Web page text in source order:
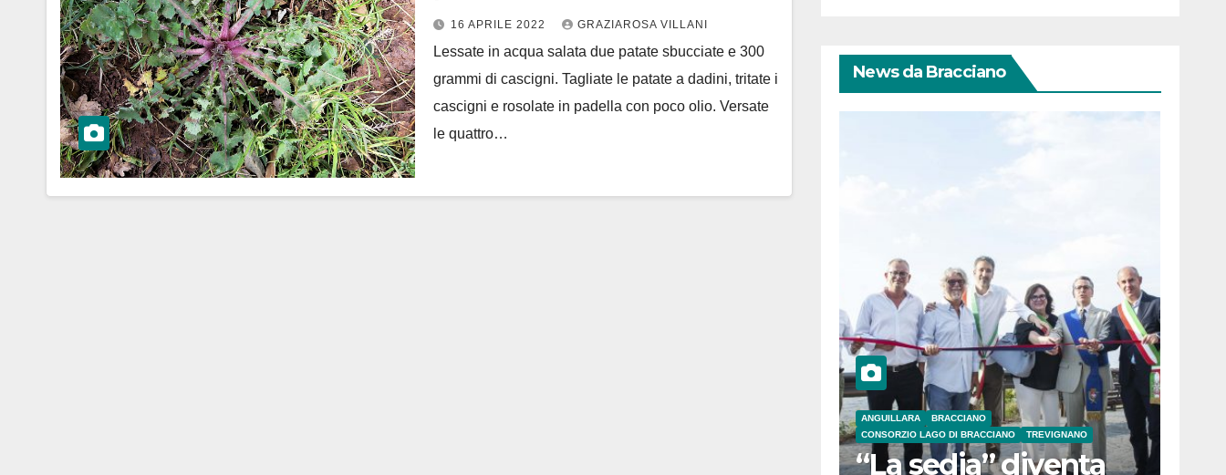
16 APRILE 2022 GRAZIAROSA VILLANI
Lessate in acqua salata due patate sbucciate e 300
grammi di cascigni. Tagliate le patate a dadini, tritate i
cascigni e rosolate in padella con poco olio. Versate
le quattro…
News da Bracciano
ANGUILLARA
BRACCIANO
CONSORZIO LAGO DI BRACCIANO
TREVIGNANO
“La sedia” diventa